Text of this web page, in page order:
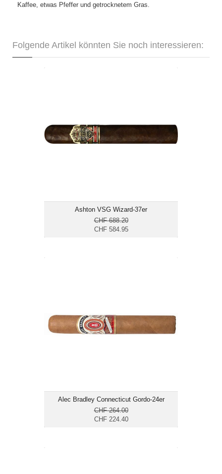
Kaffee, etwas Pfeffer und getrocknetem Gras.
Folgende Artikel könnten Sie noch interessieren:
Ashton VSG Wizard-37er
CHF 688.20
CHF 584.95
Ringmass: 56
Länge: 15.2
kräftig
Alec Bradley Connecticut Gordo-24er
CHF 264.00
CHF 224.40
Ringmass: 60
Länge: 15.2
mild bis mittelkräftig